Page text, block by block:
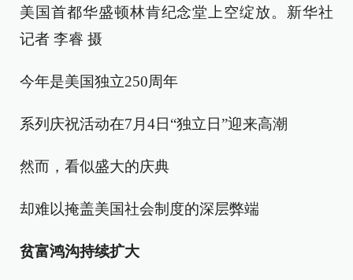
美国首都华盛顿林肯纪念堂上空绽放。新华社
记者 李睿 摄
今年是美国独立250周年
系列庆祝活动在7月4日“独立日”迎来高潮
然而，看似盛大的庆典
却难以掩盖美国社会制度的深层弊端
贫富鸿沟持续扩大